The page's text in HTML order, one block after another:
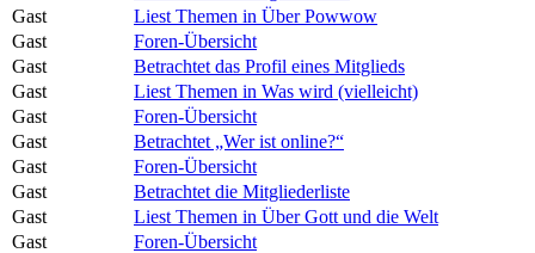
Gast
Liest Themen in Über Powwow
Gast
Foren-Übersicht
Gast
Betrachtet das Profil eines Mitglieds
Gast
Liest Themen in Was wird (vielleicht)
Gast
Foren-Übersicht
Gast
Betrachtet „Wer ist online?“
Gast
Foren-Übersicht
Gast
Betrachtet die Mitgliederliste
Gast
Liest Themen in Über Gott und die Welt
Gast
Foren-Übersicht